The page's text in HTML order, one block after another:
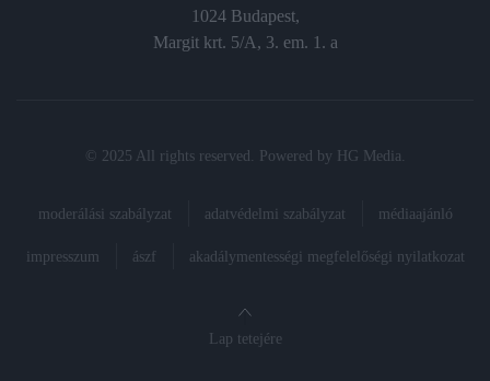
1024 Budapest,
Margit krt. 5/A, 3. em. 1. a
© 2025 All rights reserved. Powered by HG Media
moderálási szabályzat adatvédelmi szabályzat médiaajánló
impresszum ászf akadálymentességi megfelelőségi nyilatkozat
Lap tetejére